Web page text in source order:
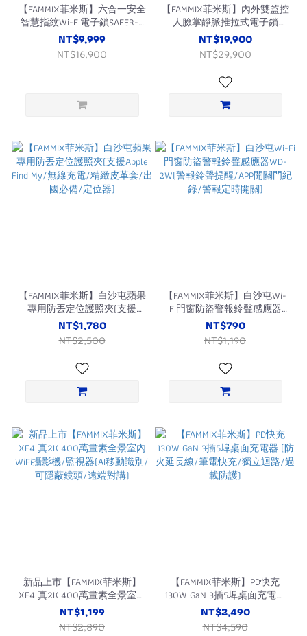
【FAMMIX菲米斯】六合一安全
智慧指紋Wi-Fi電子鎖SAFER-2
(指紋/密碼/卡片/鑰匙/附基
本安裝)
NT$9,999
NT$16,900
【FAMMIX菲米斯】內外雙監控
人臉掌靜脈推拉式電子鎖
SAFER-F5(視訊對講/指紋/密
碼/卡片/APP/含基本安裝)
NT$19,900
NT$29,900
【FAMMIX菲米斯】白沙屯蘋果
專用防丟定位護照夾(支援
Apple Find My/無線充電/精緻
皮革套/出國必備/定位器)
NT$1,780
NT$2,500
【FAMMIX菲米斯】白沙屯Wi-
Fi門窗防盜警報鈴聲感應器
WD-2W(警報鈴聲提醒/APP開
關門紀錄/警報定時開關)
NT$790
NT$1,190
新品上市【FAMMIX菲米斯】
XF4 真2K 400萬畫素全景室內
WiFi攝影機/監視器(AI移動識
別/可隱蔽鏡頭/遠端對講)
NT$1,199
NT$2,890
【FAMMIX菲米斯】PD快充
130W GaN 3插5埠桌面充電器
(防火延長線/筆電快充/獨立
迴路/過載防護)
NT$2,490
NT$4,590